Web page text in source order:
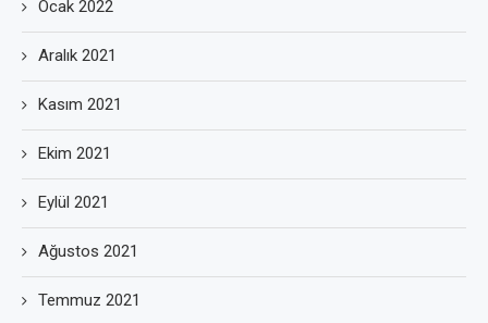
Ocak 2022
Aralık 2021
Kasım 2021
Ekim 2021
Eylül 2021
Ağustos 2021
Temmuz 2021